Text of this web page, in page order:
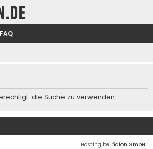
FAQ
die Suche zu verwenden.
Hosting bei fidion GmbH